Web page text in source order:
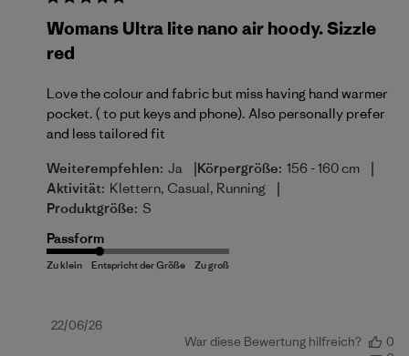
Womans Ultra lite nano air hoody. Sizzle
red
Love the colour and fabric but miss having hand warmer
pocket. ( to put keys and phone). Also personally prefer
and less tailored fit
Weiterempfehlen: Ja |Körpergröße: 156 - 160 cm |
Aktivität: Klettern, Casual, Running |
Produktgröße: S
Passform
Veröffentlichungsdatum
22/06/26
War diese Bewertung hilfreich?
0